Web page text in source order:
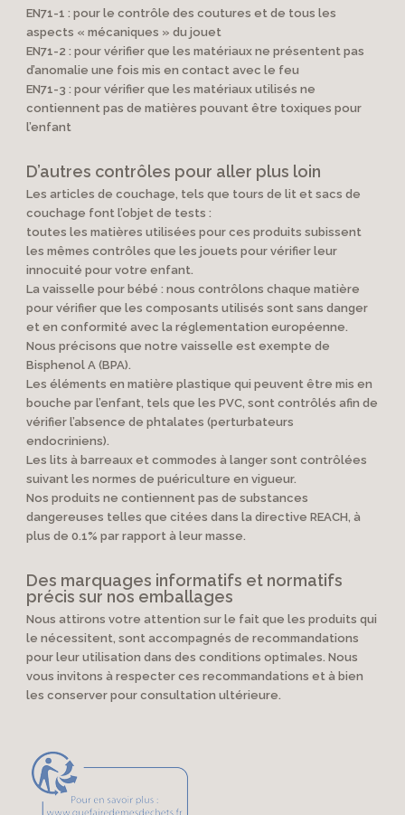
EN71-1 : pour le contrôle des coutures et de tous les
aspects « mécaniques » du jouet
EN71-2 : pour vérifier que les matériaux ne présentent pas
d’anomalie une fois mis en contact avec le feu
EN71-3 : pour vérifier que les matériaux utilisés ne
contiennent pas de matières pouvant être toxiques pour
l’enfant
D’autres contrôles pour aller plus loin
Les articles de couchage, tels que tours de lit et sacs de
couchage font l’objet de tests :
toutes les matières utilisées pour ces produits subissent
les mêmes contrôles que les jouets pour vérifier leur
innocuité pour votre enfant.
La vaisselle pour bébé : nous contrôlons chaque matière
pour vérifier que les composants utilisés sont sans danger
et en conformité avec la réglementation européenne.
Nous précisons que notre vaisselle est exempte de
Bisphenol A (BPA).
Les éléments en matière plastique qui peuvent être mis en
bouche par l’enfant, tels que les PVC, sont contrôlés afin de
vérifier l’absence de phtalates (perturbateurs
endocriniens).
Les lits à barreaux et commodes à langer sont contrôlées
suivant les normes de puériculture en vigueur.
Nos produits ne contiennent pas de substances
dangereuses telles que citées dans la directive REACH, à
plus de 0.1% par rapport à leur masse.
Des marquages informatifs et normatifs
précis sur nos emballages
Nous attirons votre attention sur le fait que les produits qui
le nécessitent, sont accompagnés de recommandations
pour leur utilisation dans des conditions optimales. Nous
vous invitons à respecter ces recommandations et à bien
les conserver pour consultation ultérieure.